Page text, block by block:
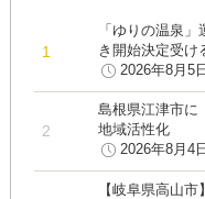
「ゆりの温泉
き開始決定受け
2026年8月5日
島根県江津市
地域活性化
2026年8月4日
【岐阜県高山